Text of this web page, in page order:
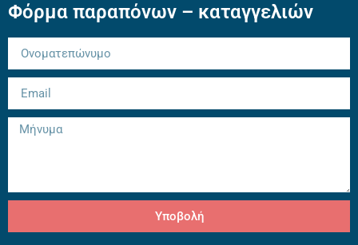
Φόρμα παραπόνων – καταγγελιών
Υποβολή